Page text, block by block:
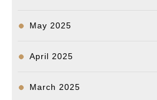
May 2025
April 2025
March 2025